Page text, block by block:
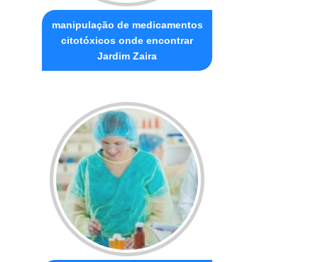
manipulação de medicamentos
citotóxicos onde encontrar
Jardim Zaira